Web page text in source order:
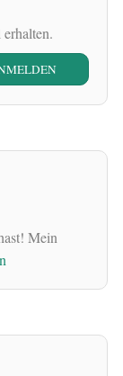
Mein